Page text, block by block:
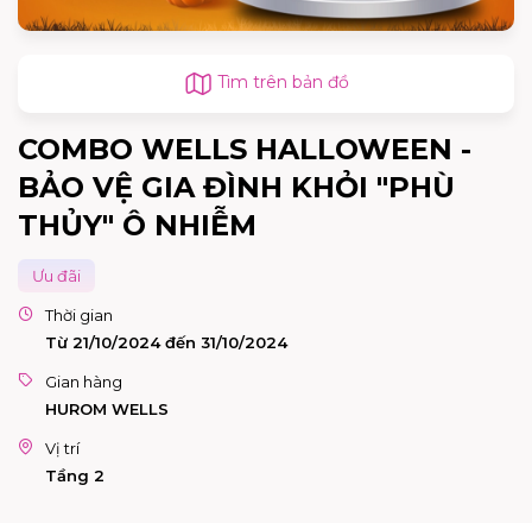
Tìm trên bản đồ
COMBO WELLS HALLOWEEN -
BẢO VỆ GIA ĐÌNH KHỎI "PHÙ
THỦY" Ô NHIỄM
Ưu đãi
Thời gian
Từ 21/10/2024 đến 31/10/2024
Gian hàng
HUROM WELLS
Vị trí
Tầng 2